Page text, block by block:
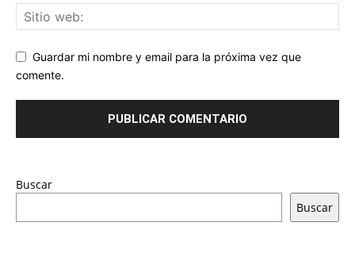
Guardar mi nombre y email para la próxima vez que
comente.
Buscar
Buscar